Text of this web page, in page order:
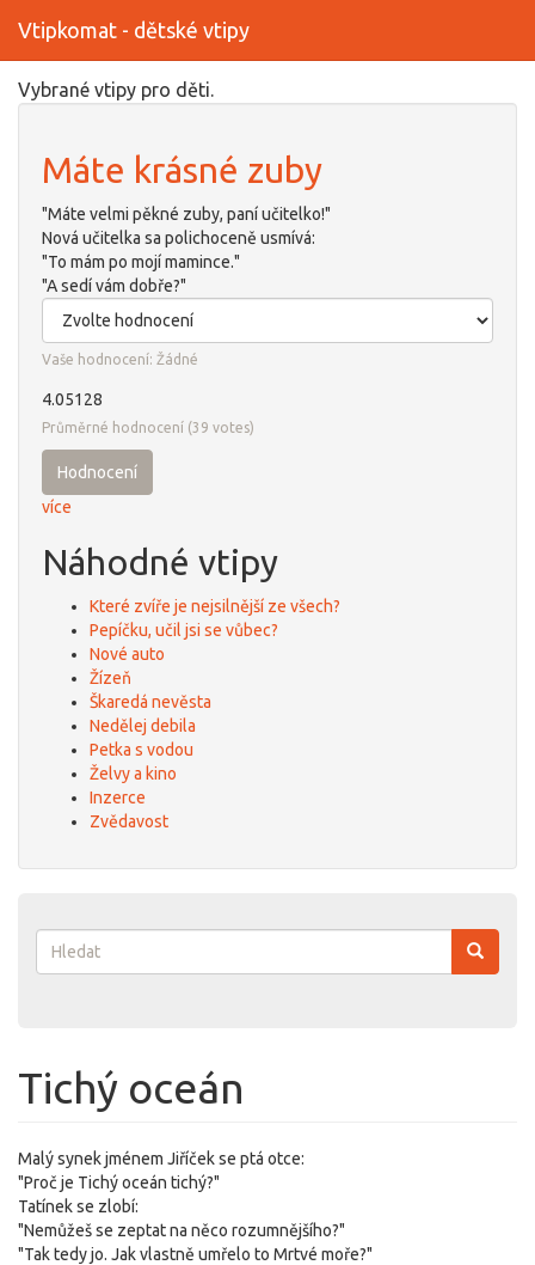
Přejít
obsahu
Vtipkomat - dětské vtipy
Vybrané vtipy pro děti.
Máte krásné zuby
"Máte velmi pěkné zuby, paní učitelko!"
Nová učitelka sa polichoceně usmívá:
"To mám po mojí mamince."
"A sedí vám dobře?"
Vaše hodnocení: Žádné
4.05128
Průměrné hodnocení (39 votes)
Hodnocení
více
Náhodné vtipy
Které zvíře je nejsilnější ze všech?
Pepíčku, učil jsi se vůbec?
Nové auto
Žízeň
Škaredá nevěsta
Nedělej debila
Petka s vodou
Želvy a kino
Inzerce
Zvědavost
Vyhledávání
Tichý oceán
Malý synek jménem Jiříček se ptá otce:
"Proč je Tichý oceán tichý?"
Tatínek se zlobí:
"Nemůžeš se zeptat na něco rozumnějšího?"
"Tak tedy jo. Jak vlastně umřelo to Mrtvé moře?"